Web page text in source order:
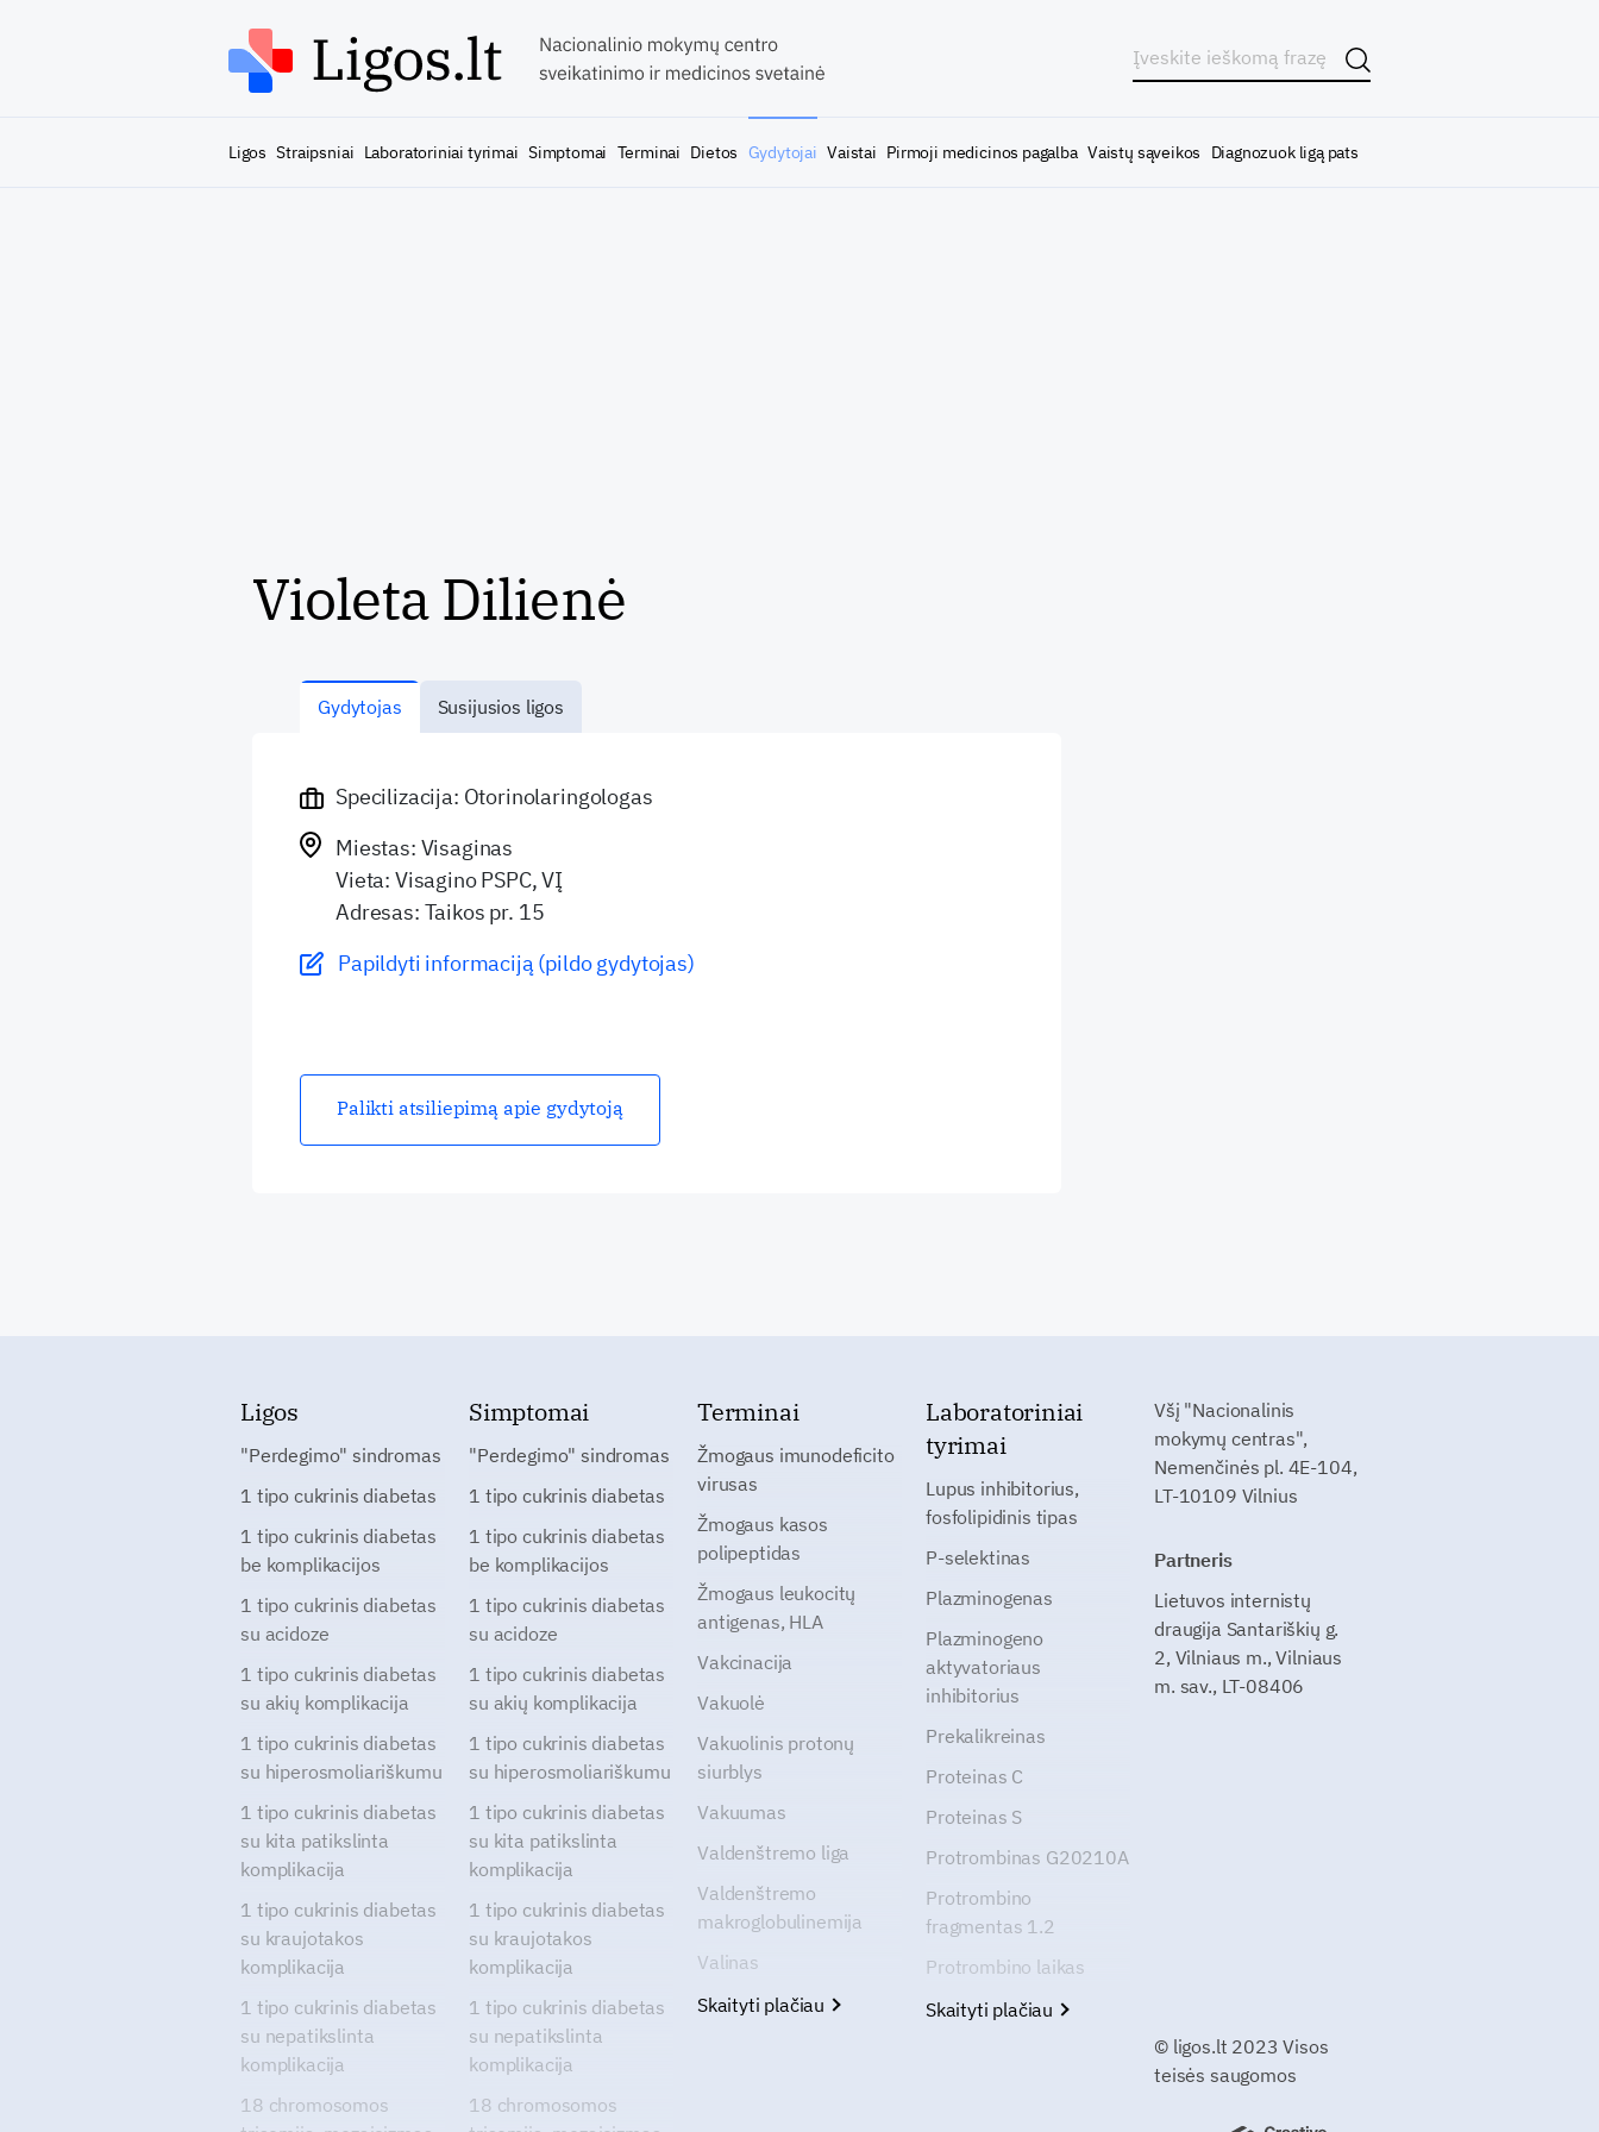
Ligos Straipsniai Laboratoriniai tyrimai Simptomai Terminai Dietos Gydytojai Vaistai Pirmoji medicinos pagalba Vaistų sąveikos Diagnozuok ligą pats
Violeta Dilienė
Gydytojas Susijusios ligos
Specilizacija: Otorinolaringologas
Miestas: Visaginas
Vieta: Visagino PSPC, VĮ
Adresas: Taikos pr. 15
Papildyti informaciją (pildo gydytojas)
Palikti atsiliepimą apie gydytoją
Ligos
"Perdegimo" sindromas
1 tipo cukrinis diabetas
1 tipo cukrinis diabetas
be komplikacijos
1 tipo cukrinis diabetas
su acidoze
1 tipo cukrinis diabetas
su akių komplikacija
1 tipo cukrinis diabetas
su hiperosmoliariškumu
1 tipo cukrinis diabetas
su kita patikslinta
komplikacija
1 tipo cukrinis diabetas
su kraujotakos
komplikacija
1 tipo cukrinis diabetas
su nepatikslinta
komplikacija
18 chromosomos
Simptomai
"Perdegimo" sindromas
1 tipo cukrinis diabetas
1 tipo cukrinis diabetas
be komplikacijos
1 tipo cukrinis diabetas
su acidoze
1 tipo cukrinis diabetas
su akių komplikacija
1 tipo cukrinis diabetas
su hiperosmoliariškumu
1 tipo cukrinis diabetas
su kita patikslinta
komplikacija
1 tipo cukrinis diabetas
su kraujotakos
komplikacija
1 tipo cukrinis diabetas
su nepatikslinta
komplikacija
18 chromosomos
Terminai
Žmogaus imunodeficito
virusas
Žmogaus kasos
polipeptidas
Žmogaus leukocitų
antigenas, HLA
Vakcinacija
Vakuolė
Vakuolinis protonų
siurblys
Vakuumas
Valdenštremo liga
Valdenštremo
makroglobulinemija
Valinas
Skaityti plačiau
Laboratoriniai
tyrimai
Lupus inhibitorius,
fosfolipidinis tipas
P-selektinas
Plazminogenas
Plazminogeno
aktyvatoriaus
inhibitorius
Prekalikreinas
Proteinas C
Proteinas S
Protrombinas G20210A
Protrombino
fragmentas 1.2
Protrombino laikas
Skaityti plačiau
Všį "Nacionalinis
mokymų centras",
Nemenčinės pl. 4E-104,
LT-10109 Vilnius
Partneris
Lietuvos internistų
draugija Santariškių g.
2, Vilniaus m., Vilniaus
m. sav., LT-08406
© ligos.lt 2023 Visos
teisės saugomos